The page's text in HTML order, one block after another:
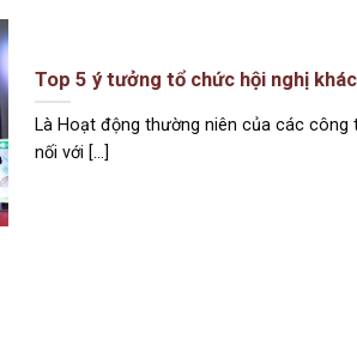
Top 5 ý tưởng tổ chức hội nghị
Là Hoạt động thường niên của các công
nối với [...]